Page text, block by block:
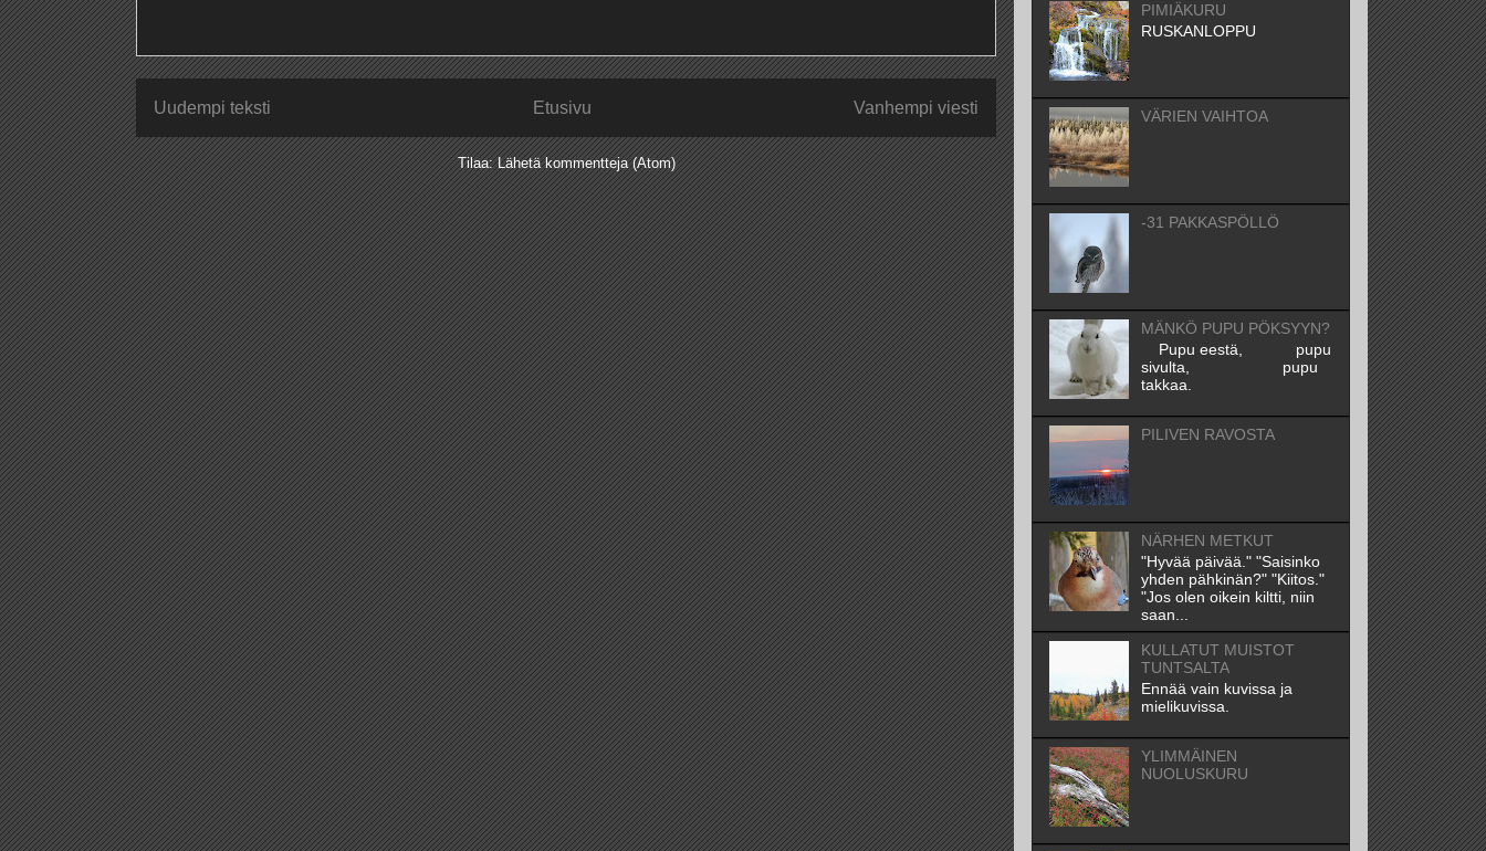
Uudempi teksti Vanhempi viesti
Etusivu
Tilaa:Lähetä kommentteja (Atom)
PIMIÄKURU
RUSKANLOPPU
VÄRIEN VAIHTOA
-31 PAKKASPÖLLÖ
MÄNKÖ PUPU PÖKSYYN?
Pupu eestä, pupu
sivulta, pupu
takkaa.
PILIVEN RAVOSTA
NÄRHEN METKUT
"Hyvää päivää." "Saisinko
yhden pähkinän?" "Kiitos."
"Jos olen oikein kiltti, niin
saan...
KULLATUT MUISTOT
TUNTSALTA
Ennää vain kuvissa ja
mielikuvissa.
YLIMMÄINEN
NUOLUSKURU